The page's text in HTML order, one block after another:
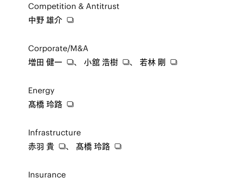
Competition & Antitrust
中野 雄介
Corporate/M&A
増田 健一
、 小舘 浩樹 、 若林 剛
Energy
髙橋 玲路
Infrastructure
赤羽 貴
、 髙橋 玲路
Insurance